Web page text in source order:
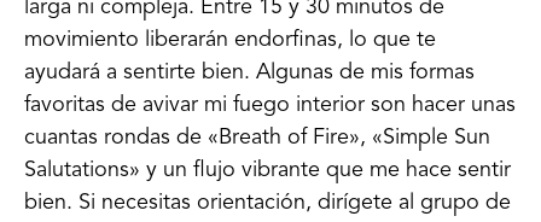
larga ni compleja. Entre 15 y 30 minutos de
movimiento liberarán endorfinas, lo que te
ayudará a sentirte bien. Algunas de mis formas
favoritas de avivar mi fuego interior son hacer unas
cuantas rondas de «Breath of Fire», «Simple Sun
Salutations» y un flujo vibrante que me hace sentir
bien. Si necesitas orientación, dirígete al grupo de